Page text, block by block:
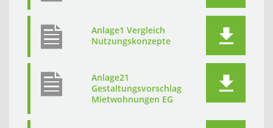
Anlage1 Vergleich
Nutzungskonzepte
Anlage21
Gestaltungsvorschlag
Mietwohnungen EG